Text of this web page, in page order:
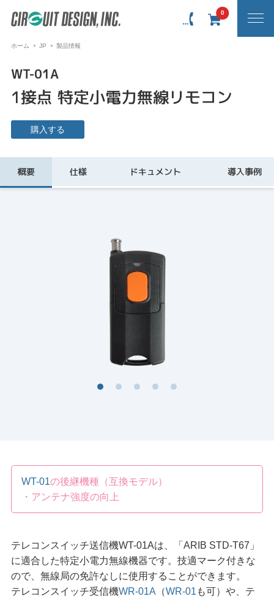
0
ホーム JP 製品情報
WT-01A
1接点 特定小電力無線リモコン
購入する
概要 仕様 ドキュメント 導入事例
WT-01の後継機種（互換モデル）
・アンテナ強度の向上
テレコンスイッチ送信機WT-01Aは、「ARIB STD-T67」
に適合した特定小電力無線機器です。技適マーク付きな
ので、無線局の免許なしに使用することができます。
テレコンスイッチ受信機WR-01A （WR-01 も可）や、テ